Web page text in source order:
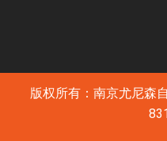
版权所有：南京尤尼森